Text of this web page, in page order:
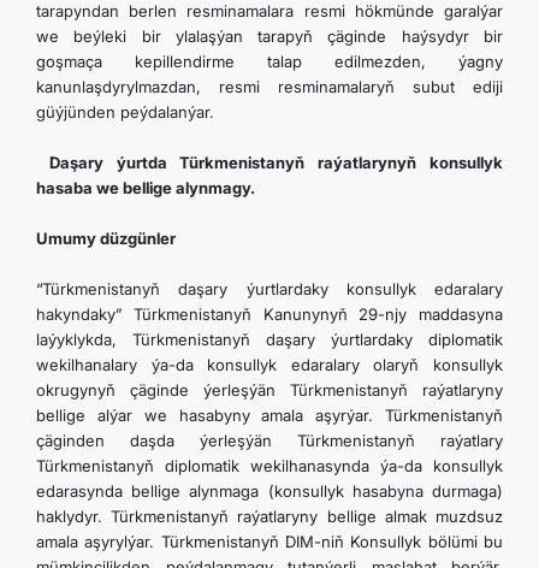
tarapyndan berlen resminamalara resmi hökmünde garalýar
we beýleki bir ylalaşýan tarapyň çäginde haýsydyr bir
goşmaça kepillendirme talap edilmezden, ýagny
kanunlaşdyrylmazdan, resmi resminamalaryň subut ediji
güýjünden peýdalanýar.
Daşary ýurtda Türkmenistanyň raýatlarynyň konsullyk
hasaba we bellige alynmagy.
Umumy düzgünler
“Türkmenistanyň daşary ýurtlardaky konsullyk edaralary
hakyndaky” Türkmenistanyň Kanunynyň 29-njy maddasyna
laýyklykda, Türkmenistanyň daşary ýurtlardaky diplomatik
wekilhanalary ýa-da konsullyk edaralary olaryň konsullyk
okrugynyň çäginde ýerleşýän Türkmenistanyň raýatlaryny
bellige alýar we hasabyny amala aşyrýar. Türkmenistanyň
çäginden daşda ýerleşýän Türkmenistanyň raýatlary
Türkmenistanyň diplomatik wekilhanasynda ýa-da konsullyk
edarasynda bellige alynmaga (konsullyk hasabyna durmaga)
haklydyr. Türkmenistanyň raýatlaryny bellige almak muzdsuz
amala aşyrylýar. Türkmenistanyň DIM-niň Konsullyk bölümi bu